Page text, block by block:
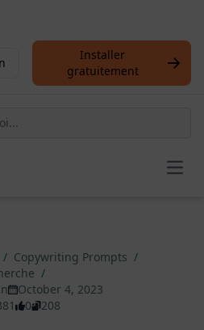
Installer
gratuitement
/ Copywriting Prompts /
/
October 4, 2023
0 208